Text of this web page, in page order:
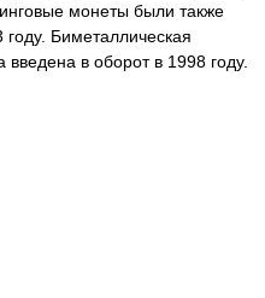
монеты были также
Биметаллическая
в оборот в 1998 году.